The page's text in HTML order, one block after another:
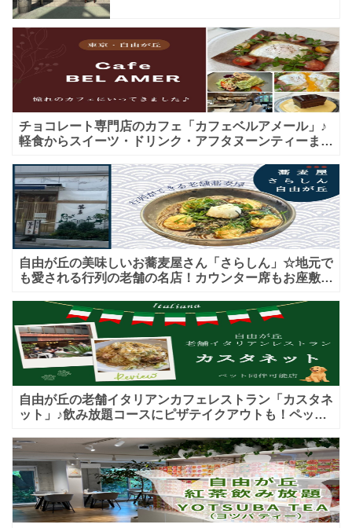
チョコレート専門店のカフェ「カフェベルアメール」♪
軽食からスイーツ・ドリンク・アフタヌーンティーまで
自由が丘の美味しいお蕎麦屋さん「さらしん」☆地元で
も愛される行列の老舗の名店！カウンター席もお座敷も
自由が丘の老舗イタリアンカフェレストラン「カスタネ
ット」♪飲み放題コースにピザテイクアウトも！ペット